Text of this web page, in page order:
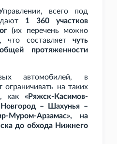
всего под
1
360 участков
(их перечень можно
что составляетчуть
протяженности
автомобилей, в
ограничивать на таких
как «Ряжск-Касимов-
– Шахунья –
Муром-Арзамас», на
до обхода Нижнего